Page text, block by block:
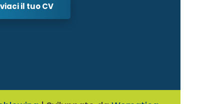
il tuo CV